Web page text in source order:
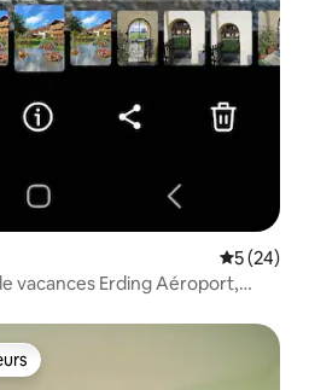
Note
5 (24)
les plus aimés